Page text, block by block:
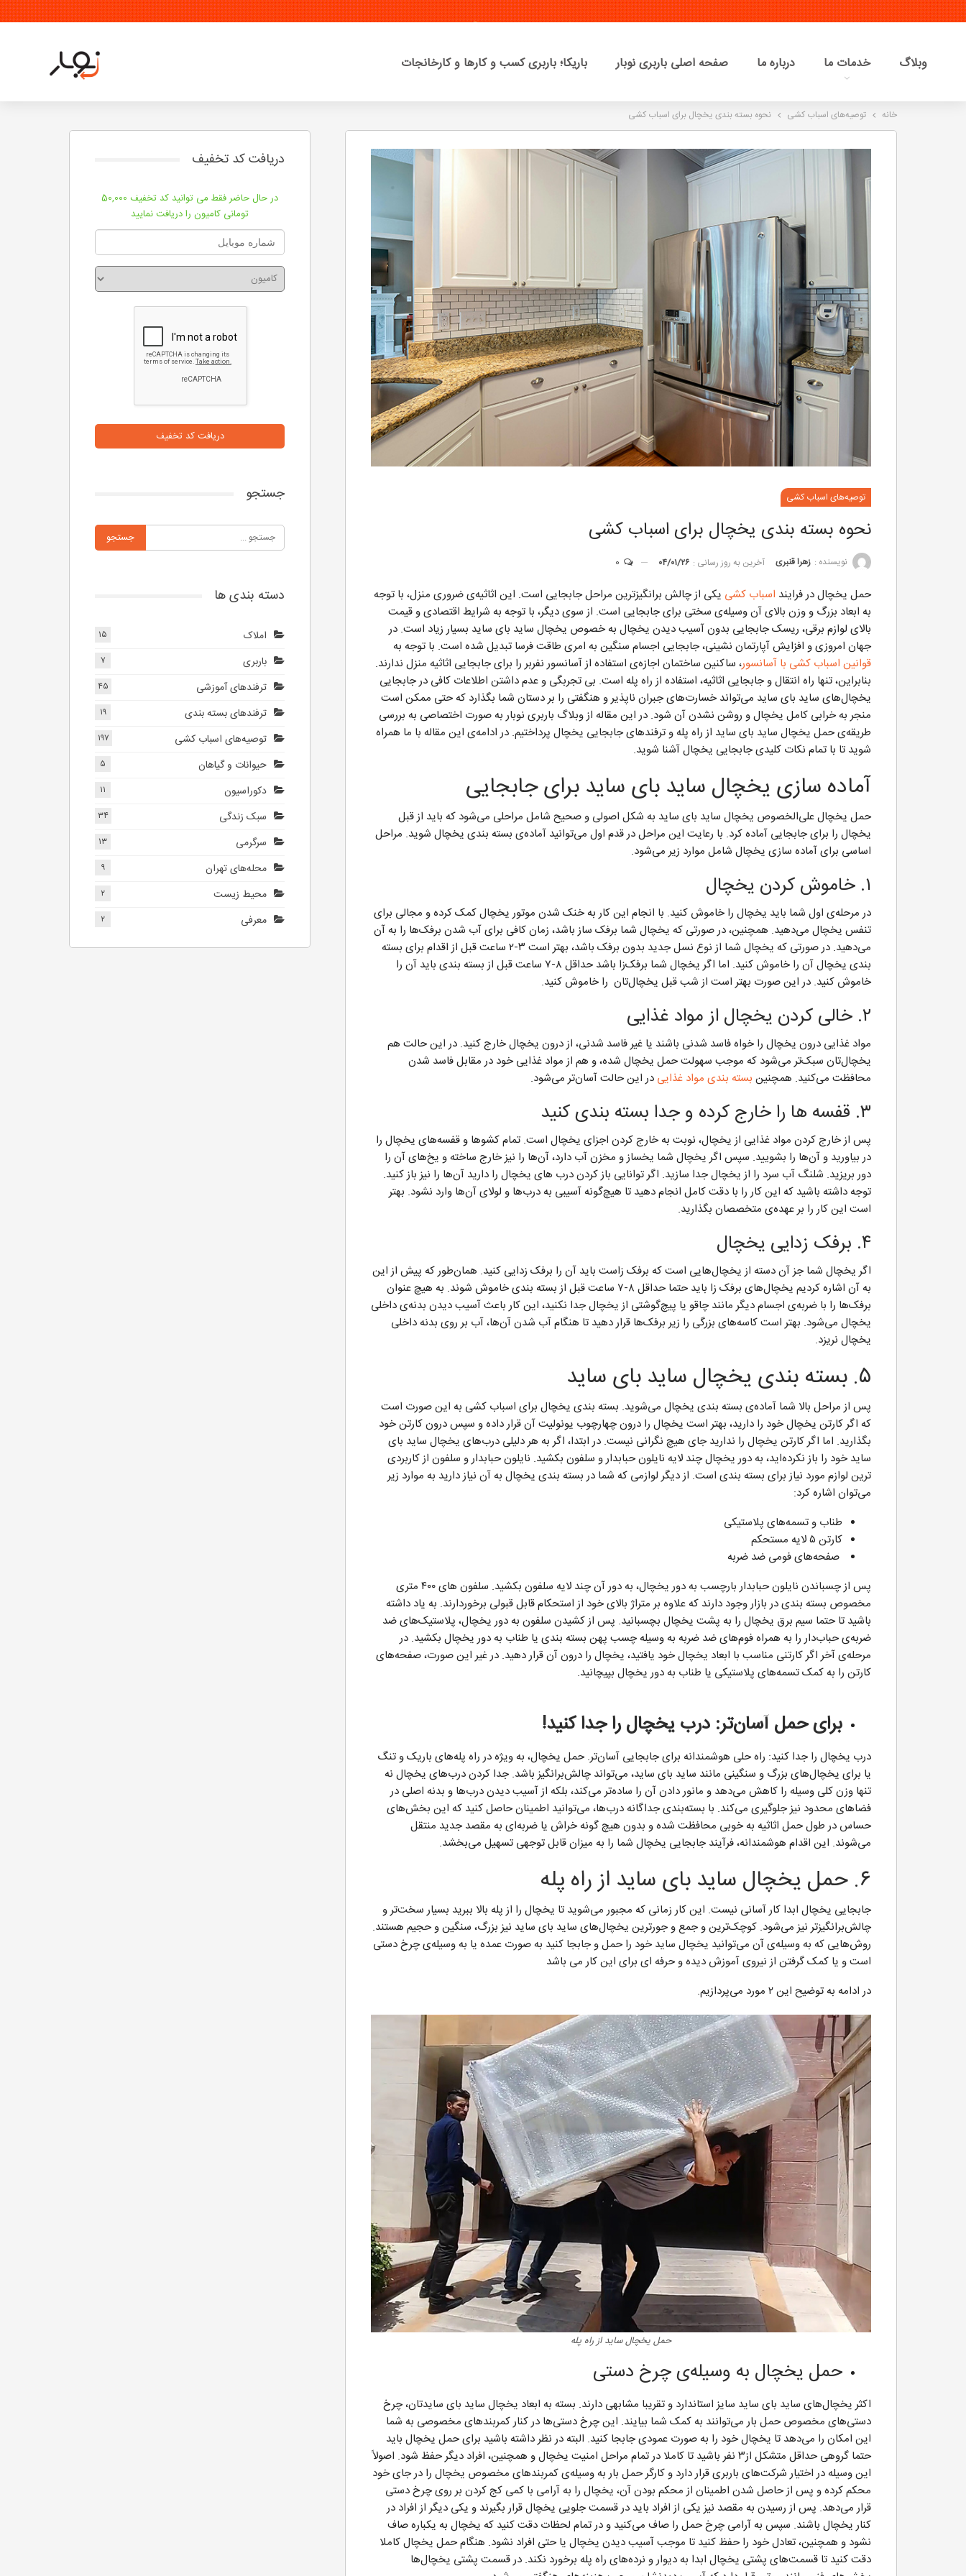
وبلاگ خدمات ما درباره ما صفحه اصلی باربری نوبار باریکا؛ باربری کسب و کارها و کارخانجات
خانه توصیه‌های اسباب کشی نحوه بسته بندی یخچال برای اسباب کشی
توصیه‌های اسباب کشی
نحوه بسته بندی یخچال برای اسباب کشی
نویسنده : زهرا قنبری آخرین به روز رسانی : ۰۴/۰۱/۲۶
حمل یخچال در فرایند اسباب کشی یکی از چالش برانگیزترین مراحل جابجایی است. این اثاثیه‌ی ضروری منزل، با توجه
به ابعاد بزرگ و وزن بالای آن وسیله‌ی سختی برای جابجایی است. از سوی دیگر، با توجه به شرایط اقتصادی و قیمت
بالای لوازم برقی، ریسک جابجایی بدون آسیب دیدن یخچال به خصوص یخچال ساید بای ساید بسیار زیاد است. در
جهان امروزی و افزایش آپارتمان نشینی، جابجایی اجسام سنگین به امری طاقت فرسا تبدیل شده است. با توجه به
قوانین اسباب کشی با آسانسور، ساکنین ساختمان اجازه‌ی استفاده از آسانسور نفربر را برای جابجایی اثاثیه منزل ندارند.
بنابراین، تنها راه انتقال و جابجایی اثاثیه، استفاده از راه پله است. بی تجربگی و عدم داشتن اطلاعات کافی در جابجایی
یخچال‌های ساید بای ساید می‌تواند خسارت‌های جبران ناپذیر و هنگفتی را بر دستان شما بگذارد که حتی ممکن است
منجر به خرابی کامل یخچال و روشن نشدن آن شود. در این مقاله از وبلاگ باربری نوبار به صورت اختصاصی به بررسی
طریقه‌ی حمل یخچال ساید بای ساید از راه پله و ترفندهای جابجایی یخچال پرداختیم. در ادامه‌ی این مقاله با ما همراه
شوید تا با تمام نکات کلیدی جابجایی یخچال آشنا شوید.
آماده سازی یخچال ساید بای ساید برای جابجایی
حمل یخچال علی‌الخصوص یخچال ساید بای ساید به شکل اصولی و صحیح شامل مراحلی می‌شود که باید از قبل
یخچال را برای جابجایی آماده کرد. با رعایت این مراحل در قدم اول می‌توانید آماده‌ی بسته بندی یخچال شوید. مراحل
اساسی برای آماده سازی یخچال شامل موارد زیر می‌شود.
۱. خاموش کردن یخچال
در مرحله‌ی اول شما باید یخچال را خاموش کنید. با انجام این کار به خنک شدن موتور یخچال کمک کرده و مجالی برای
تنفس یخچال می‌دهید. همچنین، در صورتی که یخچال شما برفک ساز باشد، زمان کافی برای آب شدن برفک‌ها را به آن
می‌دهید. در صورتی که یخچال شما از نوع نسل جدید بدون برفک باشد، بهتر است ۳-۲ ساعت قبل از اقدام برای بسته
بندی یخچال آن را خاموش کنید. اما اگر یخچال شما برفک‌زا باشد حداقل ۸-۷ ساعت قبل از بسته بندی باید آن را
خاموش کنید. در این صورت بهتر است از شب قبل یخچال‌تان را خاموش کنید.
۲. خالی کردن یخچال از مواد غذایی
مواد غذایی درون یخچال را خواه فاسد شدنی باشند یا غیر فاسد شدنی، از درون یخچال خارج کنید. در این حالت هم
یخچال‌تان سبک‌تر می‌شود که موجب سهولت حمل یخچال شده، و هم از مواد غذایی خود در مقابل فاسد شدن
محافظت می‌کنید. همچنین بسته بندی مواد غذایی در این حالت آسان‌تر می‌شود.
۳. قفسه ها را خارج کرده و جدا بسته بندی کنید
پس از خارج کردن مواد غذایی از یخچال، نوبت به خارج کردن اجزای یخچال است. تمام کشوها و قفسه‌های یخچال را
در بیاورید و آن‌ها را بشویید. سپس اگر یخچال شما یخساز و مخزن آب دارد، آن‌ها را نیز خارج ساخته و یخ‌های آن را
دور بریزید. شلنگ آب سرد را از یخچال جدا سازید. اگر توانایی باز کردن درب های یخچال را دارید آن‌ها را نیز باز کنید.
توجه داشته باشید که این کار را با دقت کامل انجام دهید تا هیچ‌گونه آسیبی به درب‌ها و لولای آن‌ها وارد نشود. بهتر
است این کار را بر عهده‌ی متخصصان بگذارید.
۴. برفک زدایی یخچال
اگر یخچال شما جز آن دسته از یخچال‌هایی است که برفک زاست باید آن را برفک زدایی کنید. همان‌طور که پیش از این
به آن اشاره کردیم یخچال‌های برفک زا باید حتما حداقل ۸-۷ ساعت قبل از بسته بندی خاموش شوند. به هیچ عنوان
برفک‌ها را با ضربه‌ی اجسام دیگر مانند چاقو یا پیچ‌گوشتی از یخچال جدا نکنید، این کار باعث آسیب دیدن بدنه‌ی داخلی
یخچال می‌شود. بهتر است کاسه‌های بزرگی را زیر برفک‌ها قرار دهید تا هنگام آب شدن آن‌ها، آب بر روی بدنه داخلی
یخچال نریزد.
۵. بسته بندی یخچال ساید بای ساید
پس از مراحل بالا شما آماده‌ی بسته بندی یخچال می‌شوید. بسته بندی یخچال برای اسباب کشی به این صورت است
که اگر کارتن یخچال خود را دارید، بهتر است یخچال را درون چهارچوب یونولیت آن قرار داده و سپس درون کارتن خود
بگذارید. اما اگر کارتن یخچال را ندارید جای هیچ نگرانی نیست. در ابتدا، اگر به هر دلیلی درب‌های یخچال ساید بای
ساید خود را باز نکرده‌اید، به دور یخچال چند لایه نایلون حبابدار و سلفون بکشید. نایلون حبابدار و سلفون از کاربردی
ترین لوازم مورد نیاز برای بسته بندی است. از دیگر لوازمی که شما در بسته بندی یخچال به آن نیاز دارید به موارد زیر
می‌توان اشاره کرد:
طناب و تسمه‌های پلاستیکی
کارتن ۵ لایه مستحکم
صفحه‌های فومی ضد ضربه
پس از چسباندن نایلون حبابدار بارچسب به دور یخچال، به دور آن چند لایه سلفون بکشید. سلفون های ۴۰۰ متری
مخصوص بسته بندی در بازار وجود دارند که علاوه بر متراژ بالای خود از استحکام قابل قبولی برخوردارند. به یاد داشته
باشید تا حتما سیم برق یخچال را به پشت یخچال بچسبانید. پس از کشیدن سلفون به دور یخچال، پلاستیک‌های ضد
ضربه‌ی حباب‌دار را به همراه فوم‌های ضد ضربه به وسیله چسب پهن بسته بندی یا طناب به دور یخچال بکشید. در
مرحله‌ی آخر اگر کارتنی مناسب با ابعاد یخچال خود یافتید، یخچال را درون آن قرار دهید. در غیر این صورت، صفحه‌های
کارتن را به کمک تسمه‌های پلاستیکی یا طناب به دور یخچال بپیچانید.
برای حمل آسان‌تر: درب یخچال را جدا کنید!
درب یخچال را جدا کنید: راه حلی هوشمندانه برای جابجایی آسان‌تر. حمل یخچال، به ویژه در راه پله‌های باریک و تنگ
یا برای یخچال‌های بزرگ و سنگینی مانند ساید بای ساید، می‌تواند چالش‌برانگیز باشد. جدا کردن درب‌های یخچال نه
تنها وزن کلی وسیله را کاهش می‌دهد و مانور دادن آن را ساده‌تر می‌کند، بلکه از آسیب دیدن درب‌ها و بدنه اصلی در
فضاهای محدود نیز جلوگیری می‌کند. با بسته‌بندی جداگانه درب‌ها، می‌توانید اطمینان حاصل کنید که این بخش‌های
حساس در طول حمل اثاثیه به خوبی محافظت شده و بدون هیچ گونه خراش یا ضربه‌ای به مقصد جدید منتقل
می‌شوند. این اقدام هوشمندانه، فرآیند جابجایی یخچال شما را به میزان قابل توجهی تسهیل می‌بخشد.
۶. حمل یخچال ساید بای ساید از راه پله
جابجایی یخچال ابدا کار آسانی نیست. این کار زمانی که مجبور می‌شوید تا یخچال را از پله بالا ببرید بسیار سخت‌تر و
چالش‌برانگیزتر نیز می‌شود. کوچک‌ترین و جمع و جورترین یخچال‌های ساید بای ساید نیز بزرگ، سنگین و حجیم هستند.
روش‌هایی که به وسیله‌ی آن می‌توانید یخچال ساید خود را حمل و جابجا کنید به صورت عمده یا به وسیله‌ی چرخ دستی
است و یا کمک گرفتن از نیروی آموزش دیده و حرفه ای برای این کار می باشد
در ادامه به توضیح این ۲ مورد می‌پردازیم.
حمل یخچال ساید از راه پله
حمل یخچال به وسیله‌ی چرخ دستی
اکثر یخچال‌های ساید بای ساید سایز استاندارد و تقریبا مشابهی دارند. بسته به ابعاد یخچال ساید بای سایدتان، چرخ
دستی‌های مخصوص حمل بار می‌توانند به کمک شما بیایند. این چرخ دستی‌ها در کنار کمربندهای مخصوصی به شما
این امکان را می‌دهد تا یخچال خود را به صورت عمودی جابجا کنید. البته در نظر داشته باشید برای حمل یخچال باید
حتما گروهی حداقل متشکل از۳ نفر باشید تا کاملا در تمام مراحل امنیت یخچال و همچنین، افراد دیگر حفظ شود. اصولاً
این وسیله در اختیار شرکت‌های باربری قرار دارد و کارگر حمل بار به وسیله‌ی کمربندهای مخصوص یخچال را در جای خود
محکم کرده و پس از حاصل شدن اطمینان از محکم بودن آن، یخچال را به آرامی با کمی کج کردن بر روی چرخ دستی
قرار می‌دهد. پس از رسیدن به مقصد نیز یکی از افراد باید در قسمت جلویی یخچال قرار بگیرند و یکی دیگر از افراد در
کنار یخچال باشند. سپس به آرامی چرخ حمل را صاف می‌کنید و در تمام لحظات دقت کنید که یخچال به یکباره صاف
نشود و همچنین، تعادل خود را حفظ کنید تا موجب آسیب دیدن یخچال یا حتی افراد نشود. هنگام حمل یخچال کاملا
دقت کنید تا قسمت‌های پشتی یخچال ابدا به دیوار و نرده‌های راه پله برخورد نکند. در قسمت پشتی یخچال‌ها
دریافت کد تخفیف
در حال حاضر فقط می توانید کد تخفیف 50,000
تومانی کامیون را دریافت نمایید
دریافت کد تخفیف
جستجو
دسته بندی ها
املاک ۱۵
باربری ۷
ترفندهای آموزشی ۴۵
ترفندهای بسته بندی ۱۹
توصیه‌های اسباب کشی ۱۹۷
حیوانات و گیاهان ۵
دکوراسیون ۱۱
سبک زندگی ۳۴
سرگرمی ۱۳
محله‌های تهران ۹
محیط زیست ۲
معرفی ۲